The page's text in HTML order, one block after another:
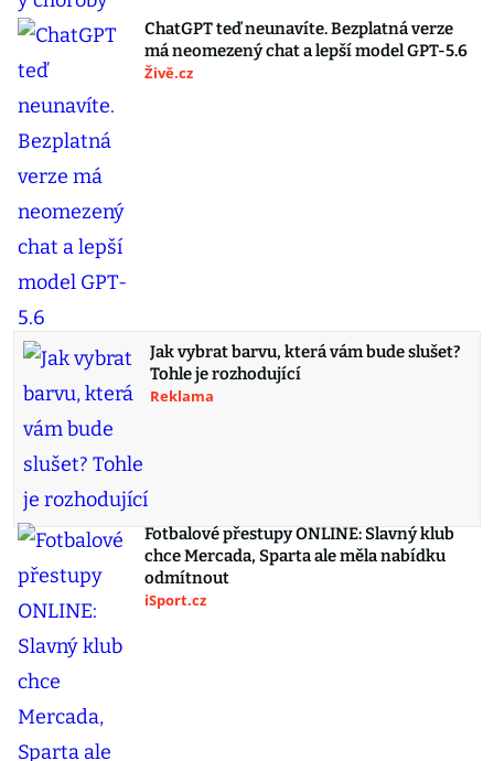
ChatGPT teď neunavíte. Bezplatná verze
má neomezený chat a lepší model GPT-5.6
Živě.cz
Jak vybrat barvu, která vám bude slušet?
Tohle je rozhodující
Reklama
Fotbalové přestupy ONLINE: Slavný klub
chce Mercada, Sparta ale měla nabídku
odmítnout
iSport.cz